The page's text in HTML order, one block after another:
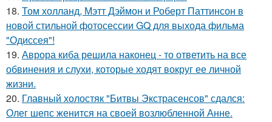
18. Том холланд, Мэтт Дэймон и Роберт Паттинсон в
новой стильной фотосессии GQ для выхода фильма
"Одиссея"!
19. Аврора киба решила наконец - то ответить на все
обвинения и слухи, которые ходят вокруг ее личной
жизни.
20. Главный холостяк "Битвы Экстрасенсов" сдался:
Олег шепс женится на своей возлюбленной Анне.